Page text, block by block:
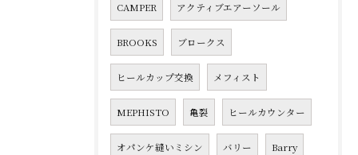
CAMPER アクティブエアーソール
BROOKS ブロークス
ヒールカップ交換 メフィスト
MEPHISTO 亀裂 ヒールカウンター
オパンケ縫いミシン バリー Barry